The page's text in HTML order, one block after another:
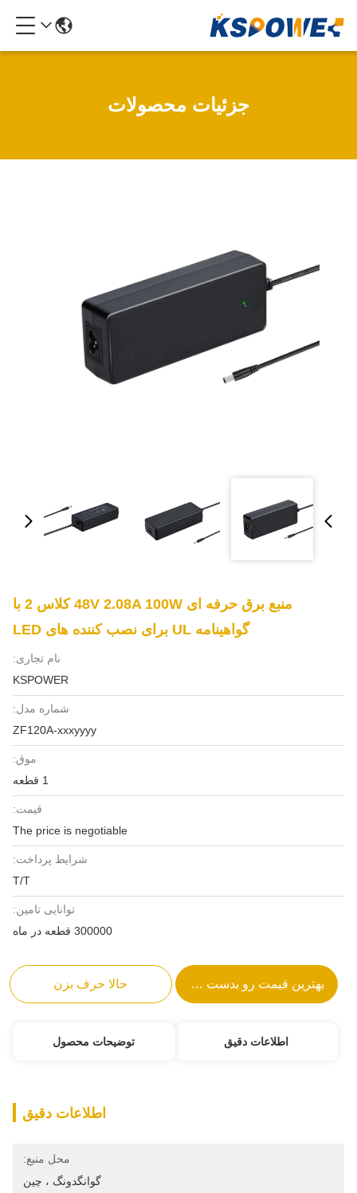
جزئیات محصولات
منبع برق حرفه ای 48V 2.08A 100W کلاس 2 با
گواهینامه UL برای نصب کننده های LED
نام تجاری:
KSPOWER
شماره مدل:
ZF120A-xxxyyyy
موق:
1 قطعه
قیمت:
The price is negotiable
شرایط پرداخت:
T/T
توانایی تامین:
300000 قطعه در ماه
بهترین قیمت رو بدست بیار حالا حرف بزن
اطلاعات دقیق توضیحات محصول
اطلاعات دقیق
محل منبع:
گوانگدونگ ، چین